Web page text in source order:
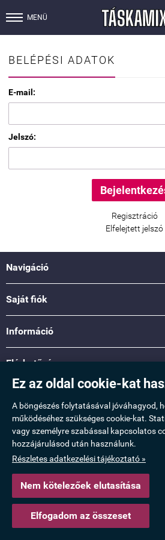
Ez az oldal cookie-kat
A böngészés folytatásával jóváhagyod,
működéséhez szükséges cookie-kat.
vagy személyre szabással kapcsolatos
hozzájárulásod után használunk.
Részletes adatkezelési tájékoztató »
Nem kötelezőek elutasítása
Elfogadom az összeset
MENÜ
BELÉPÉSI ADATOK
E-mail:
Jelszó:
Regisztráció
Elfelejtett jelszó
Navigáció
Saját fiók
Információ
Elérhetőség
Webáruház készítés a